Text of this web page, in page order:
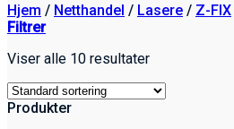
Hjem / Netthandel / Lasere / Z-FIX
Filtrer
Viser alle 10 resultater
Produkter